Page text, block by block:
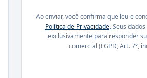
Ao enviar, você confirma que leu e
Política de Privacidade. Seus
exclusivamente para responder
comercial (LGPD, Art. 7°,